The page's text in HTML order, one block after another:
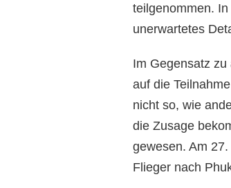
teilgenommen.
unerwartetes
Im Gegensatz
auf die
nicht so, wie
die Zusage
gewesen. Am
Flieger nach